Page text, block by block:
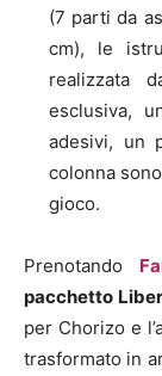
(7 parti da
cm), le
realizzata
esclusiva,
adesivi, un
colonna
gioco.
Prenotando
pacchetto
per Chorizo e
trasformato in